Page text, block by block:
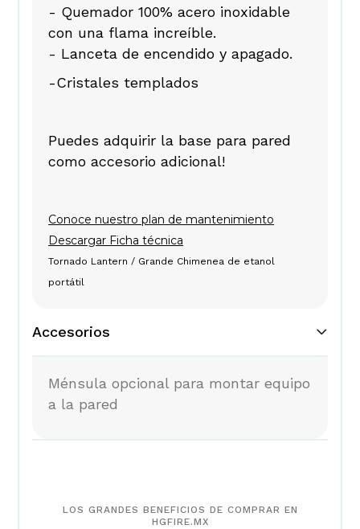
- Quemador 100% acero inoxidable
con una flama increíble.
- Lanceta de encendido y apagado.
-Cristales templados
Puedes adquirir la base para pared
como accesorio adicional!
Conoce nuestro plan de mantenimiento
Descargar Ficha técnica
Tornado Lantern / Grande Chimenea de etanol
portátil
Accesorios
Ménsula opcional para montar equipo
a la pared
LOS GRANDES BENEFICIOS DE COMPRAR EN
HGFIRE.MX